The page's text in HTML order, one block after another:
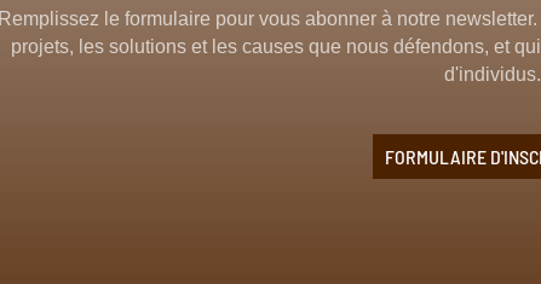
Remplissez le formulaire pour vous abonner à notre
projets, les solutions et les causes que nous défendons, et
d'individus.
FORMULAIRE